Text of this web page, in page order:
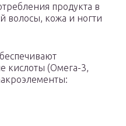
продукта в
волосы, кожа и ногти
кислоты (Омега-3,